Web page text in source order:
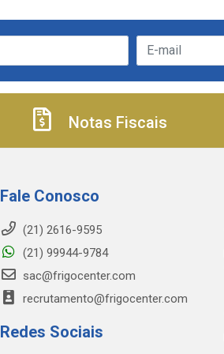
Notas Fiscais
Fale Conosco
(21) 2616-9595
(21) 99944-9784
sac@frigocenter.com
recrutamento@frigocenter.com
Redes Sociais